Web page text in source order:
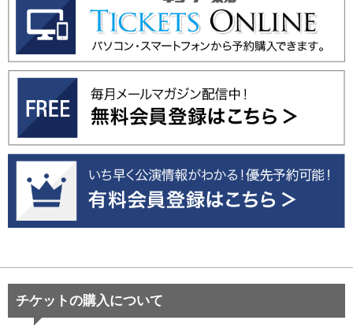
チケットの購入について